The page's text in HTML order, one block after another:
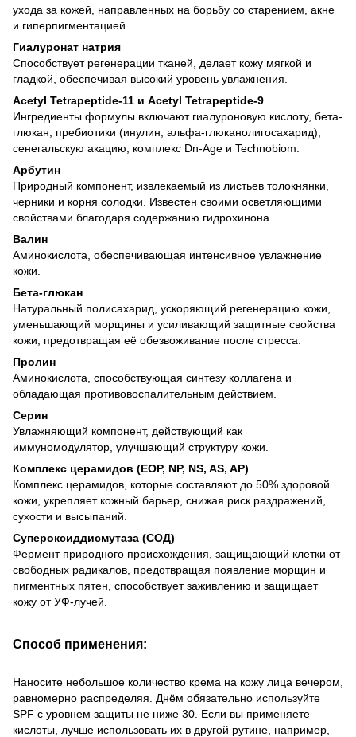
ухода за кожей, направленных на борьбу со старением, акне
и гиперпигментацией.
Гиалуронат натрия
Способствует регенерации тканей, делает кожу мягкой и
гладкой, обеспечивая высокий уровень увлажнения.
Acetyl Tetrapeptide-11 и Acetyl Tetrapeptide-9
Ингредиенты формулы включают гиалуроновую кислоту, бета-
глюкан, пребиотики (инулин, альфа-глюканолигосахарид),
сенегальскую акацию, комплекс Dn-Age и Technobiom.
Арбутин
Природный компонент, извлекаемый из листьев толокнянки,
черники и корня солодки. Известен своими осветляющими
свойствами благодаря содержанию гидрохинона.
Валин
Аминокислота, обеспечивающая интенсивное увлажнение
кожи.
Бета-глюкан
Натуральный полисахарид, ускоряющий регенерацию кожи,
уменьшающий морщины и усиливающий защитные свойства
кожи, предотвращая её обезвоживание после стресса.
Пролин
Аминокислота, способствующая синтезу коллагена и
обладающая противовоспалительным действием.
Серин
Увлажняющий компонент, действующий как
иммуномодулятор, улучшающий структуру кожи.
Комплекс церамидов (EOP, NP, NS, AS, AP)
Комплекс церамидов, которые составляют до 50% здоровой
кожи, укрепляет кожный барьер, снижая риск раздражений,
сухости и высыпаний.
Супероксиддисмутаза (СОД)
Фермент природного происхождения, защищающий клетки от
свободных радикалов, предотвращая появление морщин и
пигментных пятен, способствует заживлению и защищает
кожу от УФ-лучей.
Способ применения:
Наносите небольшое количество крема на кожу лица вечером,
равномерно распределяя. Днём обязательно используйте
SPF с уровнем защиты не ниже 30. Если вы применяете
кислоты, лучше использовать их в другой рутине, например,